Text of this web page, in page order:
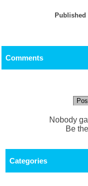
Published
Comments
Nobody
Be
Categories